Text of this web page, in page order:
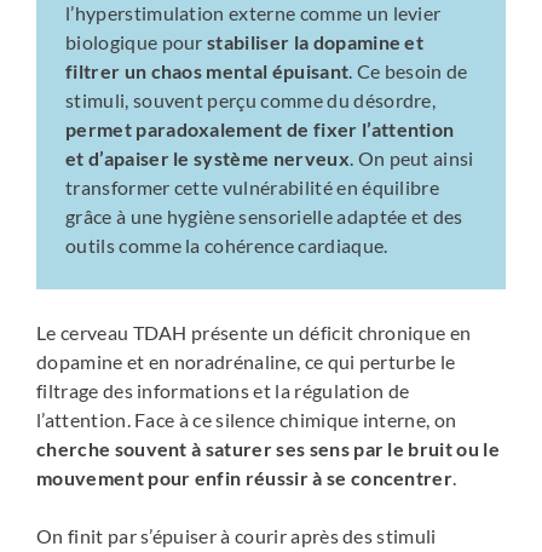
l’hyperstimulation externe comme un levier
biologique pourstabiliser la dopamine et
filtrer un chaos mental épuisant. Ce besoin de
stimuli, souvent perçu comme du désordre,
permet paradoxalement de fixer l’attention
et d’apaiser le système nerveux. On peut ainsi
transformer cette vulnérabilité en équilibre
grâce à une hygiène sensorielle adaptée et des
outils comme la cohérence cardiaque.
Le cerveau TDAH présente un déficit chronique en
dopamine et en noradrénaline, ce qui perturbe le
filtrage des informations et la régulation de
l’attention. Face à ce silence chimique interne, on
cherche souvent à saturer ses sens par le bruit ou le
mouvement pour enfin réussir à se concentrer.
On finit par s’épuiser à courir après des stimuli